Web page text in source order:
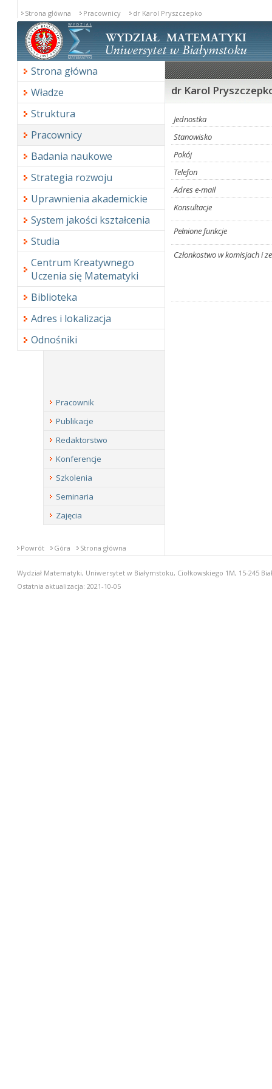
Strona główna Pracownicy dr Karol Pryszczepko
Strona główna
Władze
Struktura
Pracownicy
Badania naukowe
Strategia rozwoju
Uprawnienia akademickie
System jakości kształcenia
Studia
Centrum Kreatywnego
Uczenia się Matematyki
Biblioteka
Adres i lokalizacja
Odnośniki
dr Karol
Jednostka
Stanowisko
Pokój
Telefon
Adres e-mail
Konsultacje
Pełnione funkcje
Członkostwo w komisjach i
Pracownik
Publikacje
Redaktorstwo
Konferencje
Szkolenia
Seminaria
Zajęcia
Powrót Góra Strona główna
Wydział Matematyki, Uniwersytet w Białymstoku, Ciołkowskiego 1M, 15-245
Ostatnia aktualizacja: 2021-10-05